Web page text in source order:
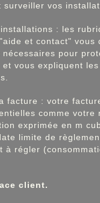
surveiller vos
: les
et contact" vous
pour
vous expliquent
facture : votre
comme votre
exprimée en m
limite de
à régler
client.